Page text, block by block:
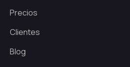
Precios
Clientes
Blog